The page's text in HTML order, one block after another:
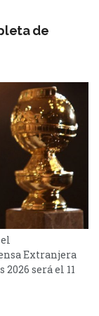
de
Extranjera
será el 11
a sus
que